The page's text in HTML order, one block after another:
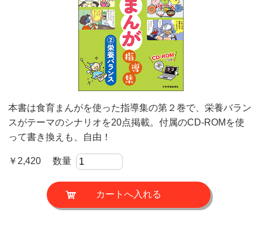
本書は食育まんがを使った指導集の第２巻で、栄養バラン
スがテーマのシナリオを20点掲載。付属のCD-ROMを使
って書き換えも、自由！
￥2,420 数量